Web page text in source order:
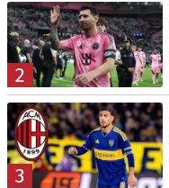
2
3